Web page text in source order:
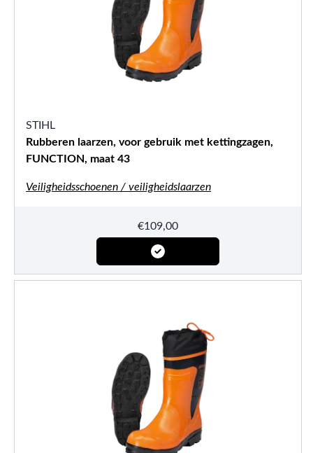
STIHL
Rubberen laarzen, voor gebruik met kettingzagen,
FUNCTION, maat 43
Veiligheidsschoenen / veiligheidslaarzen
€109,00